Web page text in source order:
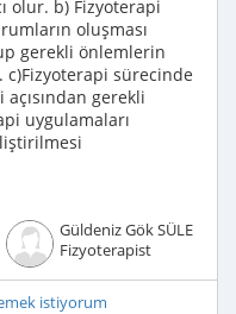
olur. b) Fizyoterapi
oluşması
gerekli önlemlerin
c)Fizyoterapi sürecinde
gerekli
uygulamaları
Güldeniz Gök SÜLE
Fizyoterapist
istiyorum